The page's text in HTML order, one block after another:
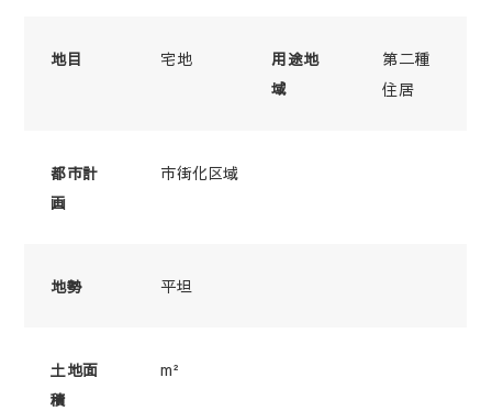
地目 宅地
用途地
域
第二種
住居
都市計
画
市街化区域
地勢 平坦
土地面
積
m²